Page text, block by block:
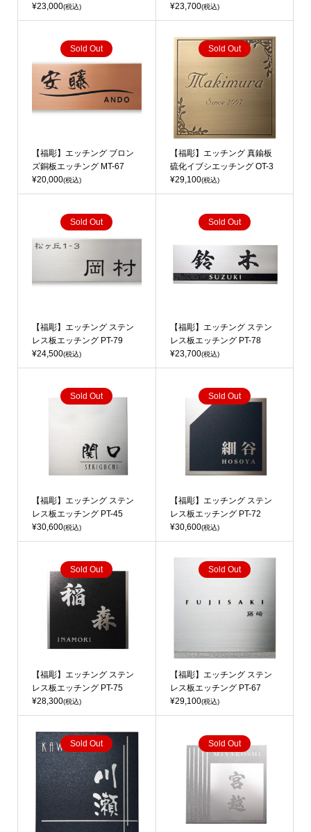
¥23,000(税込)
¥23,700(税込)
Sold Out
【福彫】エッチング ブロン
ズ銅板エッチング MT-67
¥20,000(税込)
Sold Out
【福彫】エッチング 真鍮板
硫化イブシエッチング OT-3
¥29,100(税込)
Sold Out
【福彫】エッチング ステン
レス板エッチング PT-79
¥24,500(税込)
Sold Out
【福彫】エッチング ステン
レス板エッチング PT-78
¥23,700(税込)
Sold Out
【福彫】エッチング ステン
レス板エッチング PT-45
¥30,600(税込)
Sold Out
【福彫】エッチング ステン
レス板エッチング PT-72
¥30,600(税込)
Sold Out
【福彫】エッチング ステン
レス板エッチング PT-75
¥28,300(税込)
Sold Out
【福彫】エッチング ステン
レス板エッチング PT-67
¥29,100(税込)
Sold Out Sold Out